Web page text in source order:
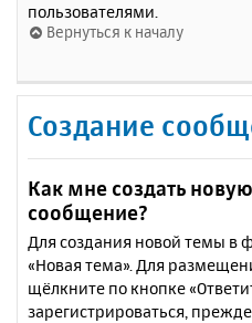
пользователями.
Вернуться к началу
Создание
Как мне создать
сообщение?
Для создания новой темы в
«Новая тема». Для
щёлкните по кнопке
зарегистрироваться,